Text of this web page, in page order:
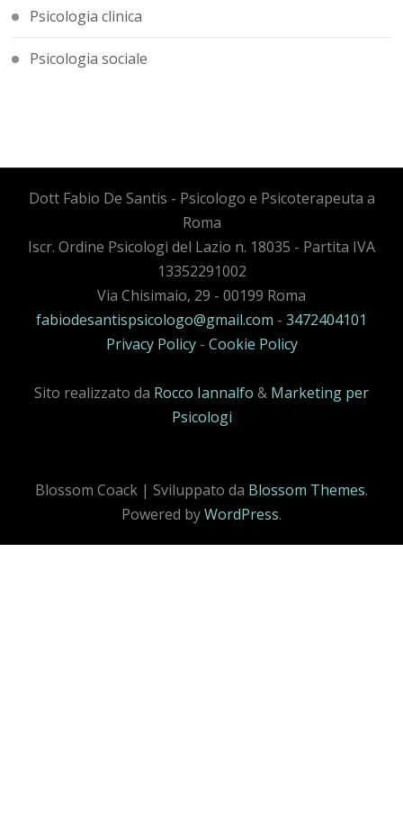
Psicologia clinica
Psicologia sociale
Dott Fabio De Santis - Psicologo e Psicoterapeuta a
Roma
Iscr. Ordine Psicologi del Lazio n. 18035 - Partita IVA
13352291002
Via Chisimaio, 29 - 00199 Roma
fabiodesantispsicologo@gmail.com - 3472404101
Privacy Policy- Cookie Policy
Sito realizzato da Rocco Iannalfo & Marketing per
Psicologi
Blossom Coack | Sviluppato da Blossom Themes.
Powered byWordPress.